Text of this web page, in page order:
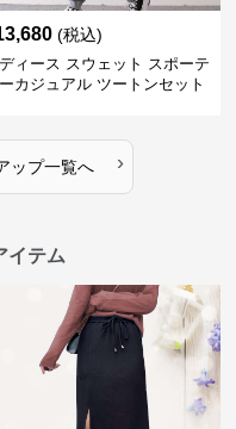
(税込)
ィース スウェット スポーテ
カジュアル ツートンセット
ップ一覧へ ›
イテム